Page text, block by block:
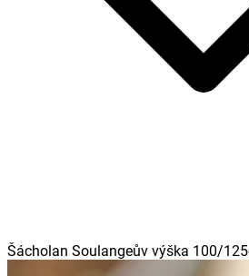
Šácholan Soulangeův výška 100/